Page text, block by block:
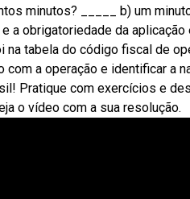
minutos? _____ b) um
a obrigatoriedade da
na tabela do código fiscal de
com a operação e identificar a
Pratique com exercícios e
o vídeo com a sua resolução.